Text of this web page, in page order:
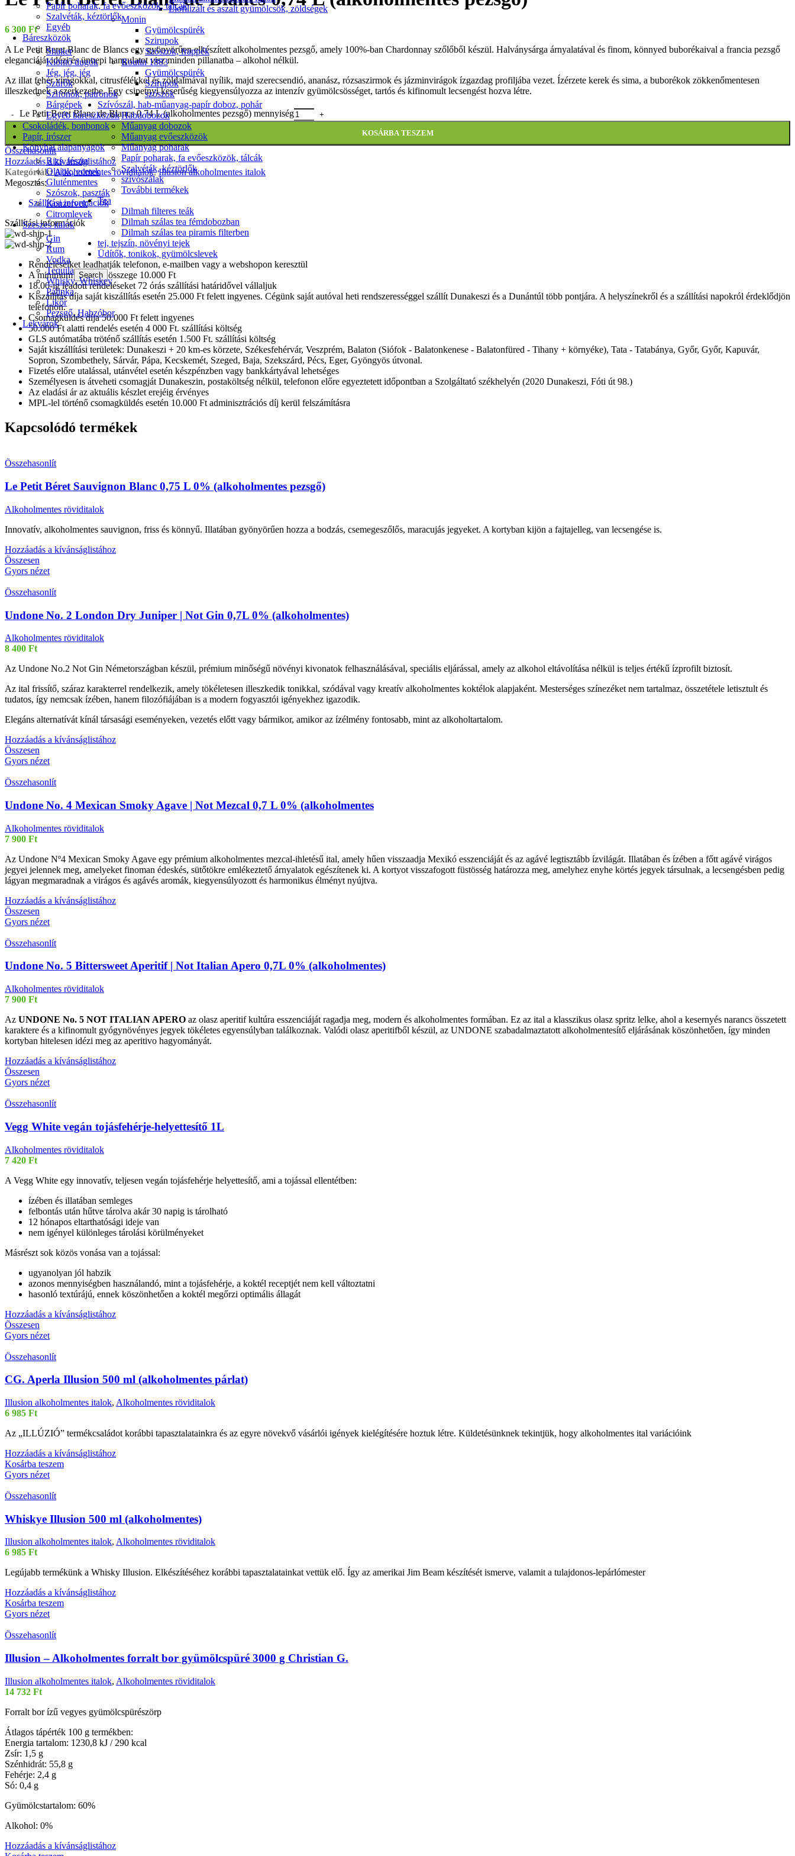
Liofilizált és aszalt gyümölcsök, zöldségek
Monin
Gyümölcspürék
Szirupok
Szószok, frappék
Routin 1883
Gyümölcspürék
Szirupok
szószok
Szívószál, hab-műanyag-papír doboz, pohár
Habdobozok
Műanyag dobozok
Műanyag evőeszközök
Műanyag poharak
Papír poharak, fa evőeszközök, tálcák
Szalvéták, kéztörlők
szívószálak
További termékek
Tea
Dilmah filteres teák
Dilmah szálas tea fémdobozban
Dilmah szálas tea piramis filterben
tej, tejszín, növényi tejek
Üdítők, tonikok, gyümölcslevek
Search
Papír poharak, fa evőeszközök, tálcák
Szalvéták, kéztörlők
Egyéb
Báreszközök
Shaker
Kiöntő dugók
Jég, jég, jég
Szűrők
Szifonok, patronok
Bárgépek
Egyéb báreszközök
Csokoládék, bonbonok
Papír, írószer
Konyhai alapanyagok
Rizs, tészta
Olajok, ecetek
Gluténmentes
Szószok, paszták
Konzervek
Citromlevek
Szeszes italok
Gin
Rum
Vodka
Tequila
Whisky, Whiskey
Pálinka
Likőr
Pezsgő, Habzóbor
Lekvárok
6 300 Ft
A Le Petit Beret Blanc de Blancs egy gyönyörűen elkészített alkoholmentes pezsgő, amely 100%-ban Chardonnay szőlőből készül. Halványsárga árnyalatával és finom, könnyed buborékaival a francia pezsgő
eleganciáját idézi és ünnepi hangulatot visz minden pillanatba – alkohol nélkül.
Az illat fehér virágokkal, citrusfélékkel és zöldalmával nyílik, majd szerecsendió, ananász, rózsaszirmok és jázminvirágok ízgazdag profiljába vezet. Ízérzete kerek és sima, a buborékok zökkenőmentesen
illeszkednek a szerkezetbe. Egy csipetnyi keserűség kiegyensúlyozza az intenzív gyümölcsösséget, tartós és kifinomult lecsengést hozva létre.
Le Petit Beret Blanc de Blancs 0,74 L (alkoholmentes pezsgő) mennyiség
KOSÁRBA TESZEM
Összehasonlít
Hozzáadás a kívánságlistához
Kategóriák: Alkoholmentes röviditalok, Illusion alkoholmentes italok
Megosztás:
Szállítási információk
Szállítási információk
Rendeléseiket leadhatják telefonon, e-mailben vagy a webshopon keresztül
A minimum rendelés összege 10.000 Ft
18.00-ig leadott rendeléseket 72 órás szállítási határidővel vállaljuk
Kiszállítás díja saját kiszállítás esetén 25.000 Ft felett ingyenes. Cégünk saját autóval heti rendszerességgel szállít Dunakeszi és a Dunántúl több pontjára. A helyszínekről és a szállítási napokról érdeklődjön
telefonon.
Csomagküldés díja 50.000 Ft felett ingyenes
50.000 Ft alatti rendelés esetén 4 000 Ft. szállítási költség
GLS autómatába tröténő szállítás esetén 1.500 Ft. szállítási költség
Saját kiszállítási területek: Dunakeszi + 20 km-es körzete, Székesfehérvár, Veszprém, Balaton (Siófok - Balatonkenese - Balatonfüred - Tihany + környéke), Tata - Tatabánya, Győr, Győr, Kapuvár,
Sopron, Szombethely, Sárvár, Pápa, Kecskemét, Szeged, Baja, Szekszárd, Pécs, Eger, Gyöngyös útvonal.
Fizetés előre utalással, utánvétel esetén készpénzben vagy bankkártyával lehetséges
Személyesen is átveheti csomagját Dunakeszin, postaköltség nélkül, telefonon előre egyeztetett időpontban a Szolgáltató székhelyén (2020 Dunakeszi, Fóti út 98.)
Az eladási ár az aktuális készlet erejéig érvényes
MPL-lel történő csomagküldés esetén 10.000 Ft adminisztrációs díj kerül felszámításra
Kapcsolódó termékek
Összehasonlít
Le Petit Béret Sauvignon Blanc 0,75 L 0% (alkoholmentes pezsgő)
Alkoholmentes röviditalok
Innovatív, alkoholmentes sauvignon, friss és könnyű. Illatában gyönyörűen hozza a bodzás, csemegeszőlős, maracujás jegyeket. A kortyban kijön a fajtajelleg, van lecsengése is.
Hozzáadás a kívánságlistához
Összesen
Gyors nézet
Összehasonlít
Undone No. 2 London Dry Juniper | Not Gin 0,7L 0% (alkoholmentes)
Alkoholmentes röviditalok
8 400 Ft
Az Undone No.2 Not Gin Németországban készül, prémium minőségű növényi kivonatok felhasználásával, speciális eljárással, amely az alkohol eltávolítása nélkül is teljes értékű ízprofilt biztosít.
Az ital frissítő, száraz karakterrel rendelkezik, amely tökéletesen illeszkedik tonikkal, szódával vagy kreatív alkoholmentes koktélok alapjaként. Mesterséges színezéket nem tartalmaz, összetétele letisztult és
tudatos, így nemcsak ízében, hanem filozófiájában is a modern fogyasztói igényekhez igazodik.
Elegáns alternatívát kínál társasági eseményeken, vezetés előtt vagy bármikor, amikor az ízélmény fontosabb, mint az alkoholtartalom.
Hozzáadás a kívánságlistához
Összesen
Gyors nézet
Összehasonlít
Undone No. 4 Mexican Smoky Agave | Not Mezcal 0,7 L 0% (alkoholmentes
Alkoholmentes röviditalok
7 900 Ft
Az Undone Nº4 Mexican Smoky Agave egy prémium alkoholmentes mezcal-ihletésű ital, amely hűen visszaadja Mexikó esszenciáját és az agávé legtisztább ízvilágát. Illatában és ízében a főtt agávé virágos
jegyei jelennek meg, amelyeket finoman édeskés, sütőtökre emlékeztető árnyalatok egészítenek ki. A kortyot visszafogott füstösség határozza meg, amelyhez enyhe körtés jegyek társulnak, a lecsengésben pedig
lágyan megmaradnak a virágos és agávés aromák, kiegyensúlyozott és harmonikus élményt nyújtva.
Hozzáadás a kívánságlistához
Összesen
Gyors nézet
Összehasonlít
Undone No. 5 Bittersweet Aperitif | Not Italian Apero 0,7L 0% (alkoholmentes)
Alkoholmentes röviditalok
7 900 Ft
Az UNDONE No. 5 NOT ITALIAN APERO az olasz aperitif kultúra esszenciáját ragadja meg, modern és alkoholmentes formában. Ez az ital a klasszikus olasz spritz lelke, ahol a kesernyés narancs összetett
karaktere és a kifinomult gyógynövényes jegyek tökéletes egyensúlyban találkoznak. Valódi olasz aperitifből készül, az UNDONE szabadalmaztatott alkoholmentesítő eljárásának köszönhetően, így minden
kortyban hitelesen idézi meg az aperitivo hagyományát.
Hozzáadás a kívánságlistához
Összesen
Gyors nézet
Összehasonlít
Vegg White vegán tojásfehérje-helyettesítő 1L
Alkoholmentes röviditalok
7 420 Ft
A Vegg White egy innovatív, teljesen vegán tojásfehérje helyettesítő, ami a tojással ellentétben:
ízében és illatában semleges
felbontás után hűtve tárolva akár 30 napig is tárolható
12 hónapos eltarthatósági ideje van
nem igényel különleges tárolási körülményeket
Másrészt sok közös vonása van a tojással:
ugyanolyan jól habzik
azonos mennyiségben használandó, mint a tojásfehérje, a koktél receptjét nem kell változtatni
hasonló textúrájú, ennek köszönhetően a koktél megőrzi optimális állagát
Hozzáadás a kívánságlistához
Összesen
Gyors nézet
Összehasonlít
CG. Aperla Illusion 500 ml (alkoholmentes párlat)
Illusion alkoholmentes italok, Alkoholmentes röviditalok
6 985 Ft
Az „ILLÚZIÓ” termékcsaládot korábbi tapasztalatainkra és az egyre növekvő vásárlói igények kielégítésére hoztuk létre. Küldetésünknek tekintjük, hogy alkoholmentes ital variációink
Hozzáadás a kívánságlistához
Kosárba teszem
Gyors nézet
Összehasonlít
Whiskye Illusion 500 ml (alkoholmentes)
Illusion alkoholmentes italok, Alkoholmentes röviditalok
6 985 Ft
Legújabb termékünk a Whisky Illusion. Elkészítéséhez korábbi tapasztalatainkat vettük elő. Így az amerikai Jim Beam készítését ismerve, valamit a tulajdonos-lepárlómester
Hozzáadás a kívánságlistához
Kosárba teszem
Gyors nézet
Összehasonlít
Illusion – Alkoholmentes forralt bor gyümölcspüré 3000 g Christian G.
Illusion alkoholmentes italok, Alkoholmentes röviditalok
14 732 Ft
Forralt bor ízű vegyes gyümölcspürészörp
Átlagos tápérték 100 g termékben:
Energia tartalom: 1230,8 kJ / 290 kcal
Zsír: 1,5 g
Szénhidrát: 55,8 g
Fehérje: 2,4 g
Só: 0,4 g
Gyümölcstartalom: 60%
Alkohol: 0%
Hozzáadás a kívánságlistához